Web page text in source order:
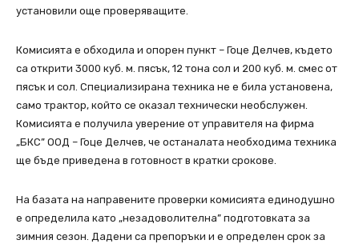
установили още проверяващите.
Комисията е обходила и опорен пункт – Гоце Делчев, където
са открити 3000 куб. м. пясък, 12 тона сол и 200 куб. м. смес от
пясък и сол. Специализирана техника не е била установена,
само трактор, който се оказал технически необслужен.
Комисията е получила уверение от управителя на фирма
„БКС” ООД – Гоце Делчев, че останалата необходима техника
ще бъде приведена в готовност в кратки срокове.
На базата на направените проверки комисията единодушно
е определила като „незадоволителна” подготовката за
зимния сезон. Дадени са препоръки и е определен срок за